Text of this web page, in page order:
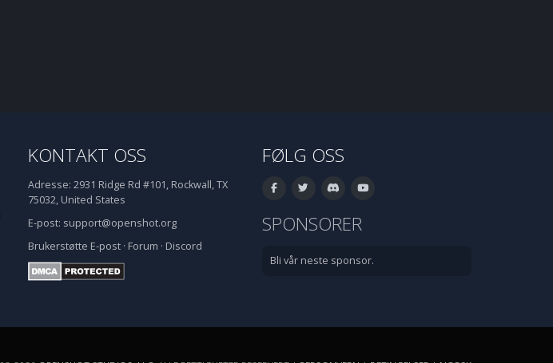
KONTAKT OSS
Adresse: 2931 Ridge Rd #101, Rockwall, TX
75032, United States
E-post: support@openshot.org
Brukerstøtte E-post · Forum · Discord
FØLG OSS
SPONSORER
Bli vår neste sponsor.